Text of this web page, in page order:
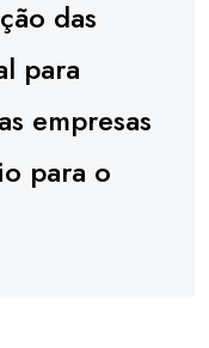
das
para
empresas
para o